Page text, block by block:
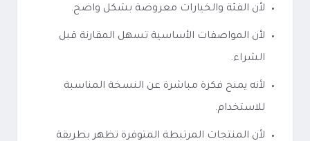
لأن الفئة والخيارات معروضة بشكل واضح.
لأن المواصفات الأساسية تسهل المقارنة قبل
الشراء.
لأنه يمنح فكرة مباشرة عن النسخة المناسبة
للاستخدام.
لأن المنتجات المرتبطة المتوفرة تظهر بطريقة